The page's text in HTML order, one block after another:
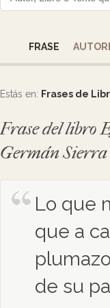
FRASE
Estás en: Frases de
Frase del libro
Germán Sierra
Lo que
que a
de su